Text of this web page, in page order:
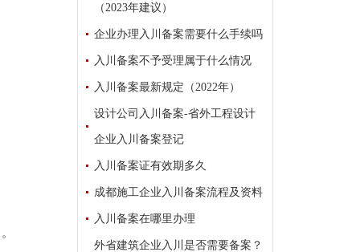
（2023年建议）
企业办理入川备案需要什么手续吗
入川备案不予受理属于什么情况
入川备案最新规定（2022年）
设计公司入川备案-省外工程设计
企业入川备案登记
入川备案证有效期多久
成都施工企业入川备案流程及资料
入川备案在哪里办理
外省建筑企业入川是否需要备案？